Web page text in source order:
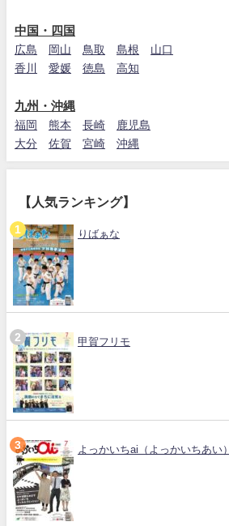
中国・四国
広島 岡山 鳥取 島根
山口
香川
愛媛 徳島 高知
九州・沖縄
福岡 熊本 長崎
鹿児島
大分
佐賀 宮崎 沖縄
【人気ランキング】
りばぁな
甲賀フリモ
よっかいちai（よっかいちあい）